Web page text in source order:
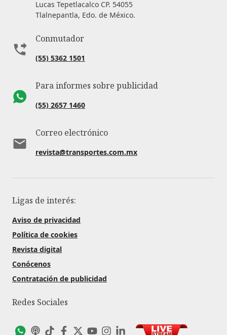
Lucas Tepetlacalco CP. 54055
Tlalnepantla, Edo. de México.
Conmutador
(55) 5362 1501
Para informes sobre publicidad
(55) 2657 1460
Correo electrónico
revista@transportes.com.mx
Ligas de interés:
Aviso de privacidad
Política de cookies
Revista digital
Conócenos
Contratación de publicidad
Redes Sociales